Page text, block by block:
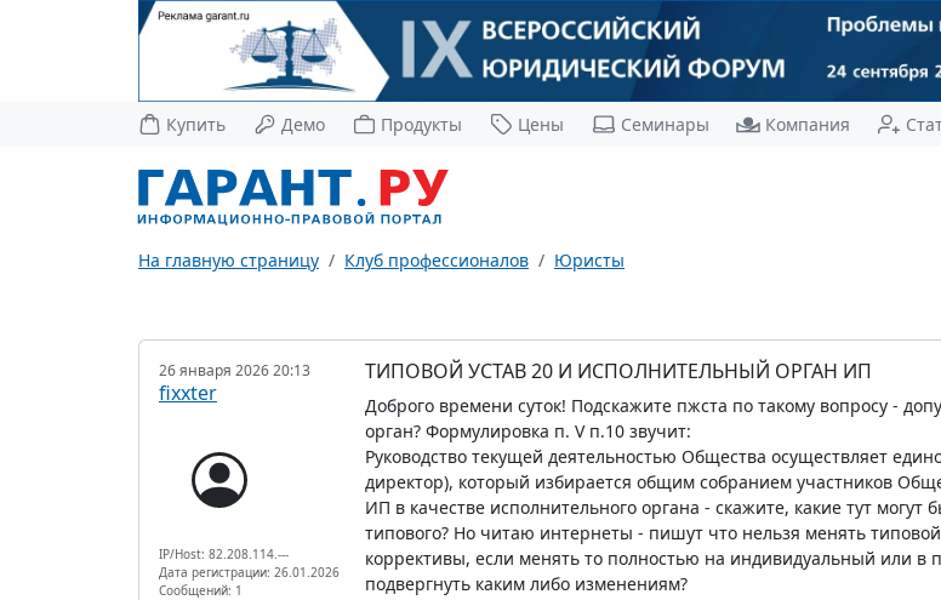
Купить Демо Продукты Цены Семинары Компания
На главную страницу Клуб профессионалов Юристы
26 января 2026 20:13
fixxter
IP/Host: 82.208.114.---
Дата регистрации: 26.01.2026
Сообщений: 1
ТИПОВОЙ УСТАВ 20 И ИСПОЛНИТЕЛЬНЫЙ ОРГАН ИП
Доброго времени суток! Подскажите пжста по такому вопросу -
орган? Формулировка п. V п.10 звучит:
Руководство текущей деятельностью Общества осуществляет
директор), который избирается общим собранием участников
ИП в качестве исполнительного органа - скажите, какие тут
типового? Но читаю интернеты - пишут что нельзя менять
коррективы, если менять то полностью на индивидуальный или в
подвергнуть каким либо изменениям?